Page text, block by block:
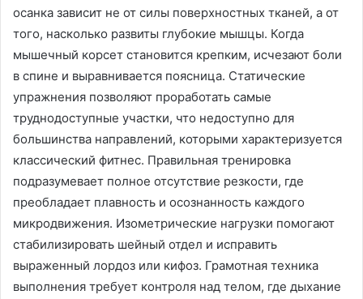
осанка зависит не от силы поверхностных тканей, а от
того, насколько развиты глубокие мышцы. Когда
мышечный корсет становится крепким, исчезают боли
в спине и выравнивается поясница. Статические
упражнения позволяют проработать самые
труднодоступные участки, что недоступно для
большинства направлений, которыми характеризуется
классический фитнес. Правильная тренировка
подразумевает полное отсутствие резкости, где
преобладает плавность и осознанность каждого
микродвижения. Изометрические нагрузки помогают
стабилизировать шейный отдел и исправить
выраженный лордоз или кифоз. Грамотная техника
выполнения требует контроля над телом, где дыхание